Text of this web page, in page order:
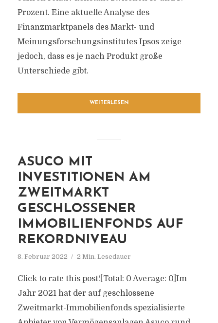
Prozent. Eine aktuelle Analyse des
Finanzmarktpanels des Markt- und
Meinungsforschungsinstitutes Ipsos zeige
jedoch, dass es je nach Produkt große
Unterschiede gibt.
WEITERLESEN
ASUCO MIT
INVESTITIONEN AM
ZWEITMARKT
GESCHLOSSENER
IMMOBILIENFONDS AUF
REKORDNIVEAU
8. Februar 2022 2 Min. Lesedauer
Click to rate this post![Total: 0 Average: 0]Im
Jahr 2021 hat der auf geschlossene
Zweitmarkt-Immobilienfonds spezialisierte